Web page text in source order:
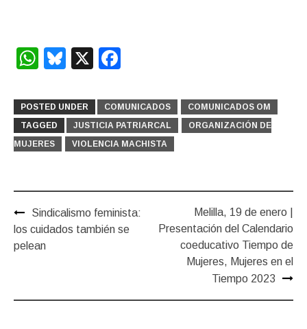
WhatsApp
Bluesky
X
POSTED UNDER COMUNICADOS
COMUNICADOS OM
TAGGED
JUSTICIA PATRIARCAL
ORGANIZACIÓN DE
MUJERES
VIOLENCIA MACHISTA
Post
navigation
Sindicalismo feminista:
los cuidados también se
pelean
Melilla, 19 de enero |
Presentación del Calendario
coeducativo Tiempo de
Mujeres, Mujeres en el
Tiempo 2023